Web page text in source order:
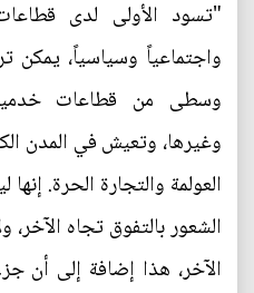
"تسود الأولى لدى
واجتماعياً وسياسياً، يمكن
وسطى من قطاعات خدمية
وغيرها، وتعيش في المدن
العولمة والتجارة الحرة.
الشعور بالتفوق تجاه
الآخر، هذا إضافة إلى أن